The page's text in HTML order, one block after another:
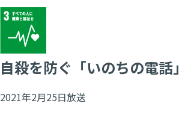
自殺を防ぐ「いのちの電話」
2021年2月25日放送